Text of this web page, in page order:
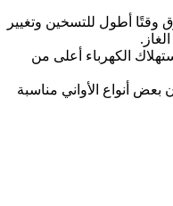
وقتًا أطول للتسخين وتغيير
الكهرباء أعلى من
بعض أنواع الأواني مناسبة